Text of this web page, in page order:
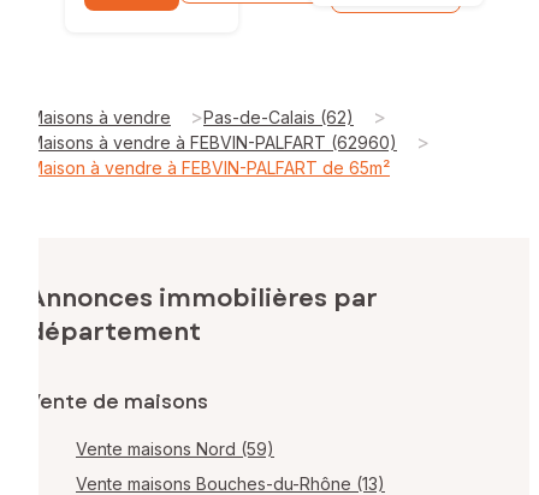
Maisons à vendre >Pas-de-Calais (62) >
Maisons à vendre à FEBVIN-PALFART (62960) >
Maison à vendre à FEBVIN-PALFART de 65m²
Annonces immobilières par
département
Vente de maisons
Vente maisons Nord (59)
Vente maisons Bouches-du-Rhône (13)